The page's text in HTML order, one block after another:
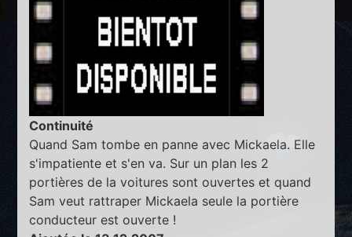
Continuité
Quand Sam tombe en panne avec Mickaela. Elle
s'impatiente et s'en va. Sur un plan les 2
portières de la voitures sont ouvertes et quand
Sam veut rattraper Mickaela seule la portière
conducteur est ouverte !